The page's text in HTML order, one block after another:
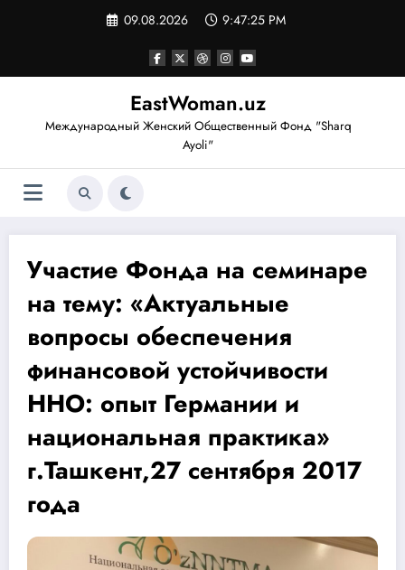
09.08.2026 9:47:26 PM
EastWoman.uz
Международный Женский Общественный Фонд "Sharq
Ayoli"
Участие Фонда на семинаре
на тему: «Актуальные
вопросы обеспечения
финансовой устойчивости
ННО: опыт Германии и
национальная практика»
г.Ташкент,27 сентября 2017
года